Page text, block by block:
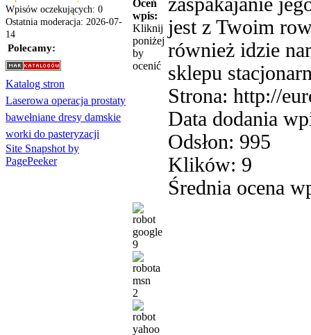
Wpisów oczekujących: 0
Ostatnia moderacja: 2026-07-
14
Polecamy:
Katalog stron
Laserowa operacja prostaty
bawełniane dresy damskie
worki do pasteryzacji
Site Snapshot by
PagePeeker
Oceń
wpis:
Kliknij
poniżej
by
ocenić
jest z Twoim
również idzie
sklepu
Strona: http://
Data dodania
Odsłon: 995
Klików: 9
Średnia ocena
9
2